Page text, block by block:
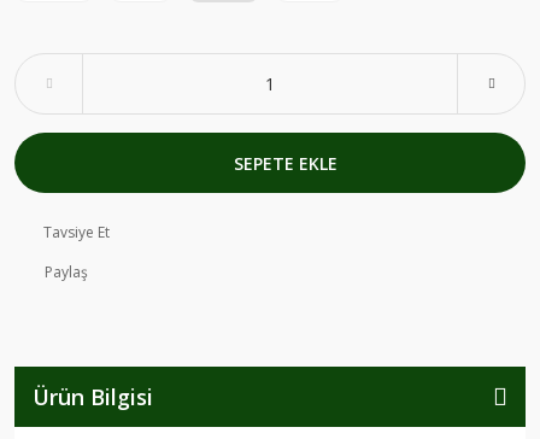
SEPETE EKLE
Tavsiye Et
Paylaş
Ürün Bilgisi